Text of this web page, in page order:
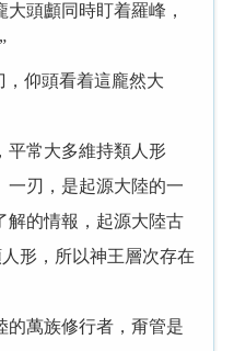
頭顱同時盯着羅峰，
仰頭看着這龐然大
常大多維持類人形
一刃，是起源大陸的一
解的情報，起源大陸古
形，所以神王層次存在
萬族修行者，甭管是